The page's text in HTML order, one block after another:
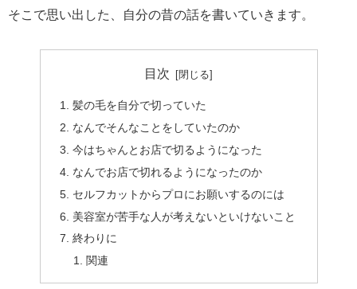
そこで思い出した、自分の昔の話を書いていきます。
目次
髪の毛を自分で切っていた
なんでそんなことをしていたのか
今はちゃんとお店で切るようになった
なんでお店で切れるようになったのか
セルフカットからプロにお願いするのには
美容室が苦手な人が考えないといけないこと
終わりに
関連